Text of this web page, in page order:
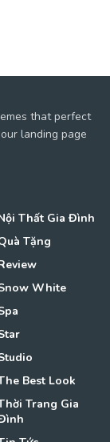
that perfect
landing page
Thất Gia Đình
Tặng
White
Best Look
Trang Gia